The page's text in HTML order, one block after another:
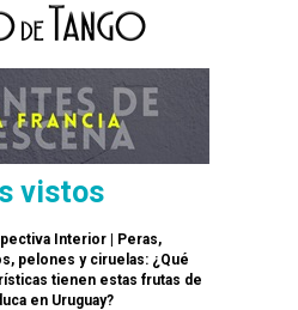
vistos
Interior | Peras,
pelones y ciruelas: ¿Qué
tienen estas frutas de
en Uruguay?